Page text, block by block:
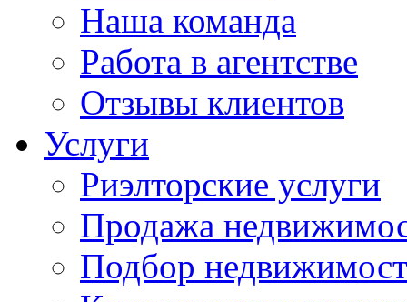
Наша команда
Работа в агентстве
Отзывы клиентов
Услуги
Риэлторские услуги
Продажа
Подбор